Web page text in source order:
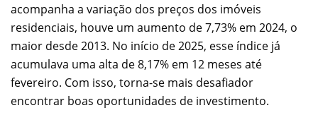
acompanha a variação dos preços dos imóveis
residenciais, houve um aumento de 7,73% em 2024, o
maior desde 2013. No início de 2025, esse índice já
acumulava uma alta de 8,17% em 12 meses até
fevereiro. Com isso, torna-se mais desafiador
encontrar boas oportunidades de investimento.